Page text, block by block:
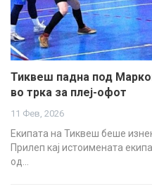
Тиквеш падна под
во трка за плеј-офот
11 Фев, 2026
Екипата на Тиквеш беше
Прилеп кај истоимената
од…